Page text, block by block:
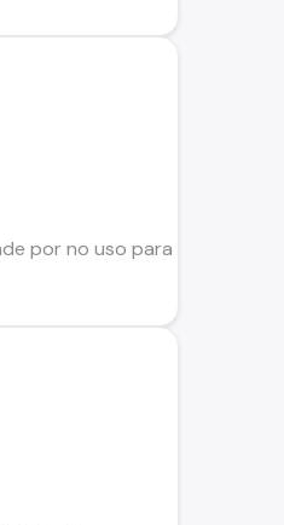
por no uso para más